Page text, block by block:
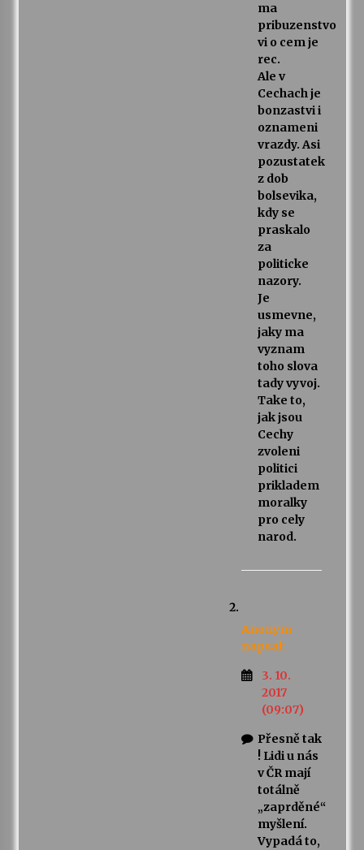
ma
pribuzenstvo
vi o cem je
rec.
Ale v
Cechach je
bonzastvi i
oznameni
vrazdy. Asi
pozustatek
z dob
bolsevika,
kdy se
praskalo
za
politicke
nazory.
Je
usmevne,
jaky ma
vyznam
toho slova
tady vyvoj.
Take to,
jak jsou
Cechy
zvoleni
politici
prikladem
moralky
pro cely
narod.
Anonym
napsal:
3. 10.
2017
(09:07)
Přesně tak
! Lidi u nás
v ČR mají
totálně
„zaprděné“
myšlení.
Vypadá to,